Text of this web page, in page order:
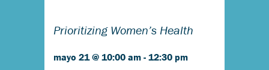
Prioritizing Women’s Health
mayo 21 @ 10:00 am - 12:30 pm